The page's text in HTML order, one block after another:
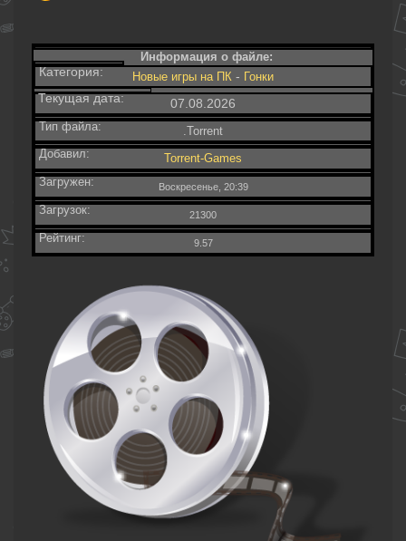
Информация о файле:
Категория: Новые игры на ПК - Гонки‎
Текущая дата: 07.08.2026
Тип файла:
.Torrent
Добавил:
Torrent-Games
Загружен:
Воскресенье, 20:39
Загрузок: 21300
Рейтинг: 9.57